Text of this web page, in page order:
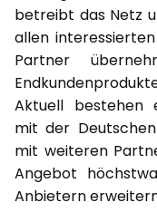
betreibt das Netz
allen
Partner
Aktuell bestehen
mit der
mit weiteren
Angebot
Anbietern